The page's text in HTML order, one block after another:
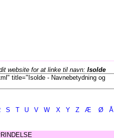
website for at linke til navn: Isolde
S T U V W X Y Z Æ Ø Å